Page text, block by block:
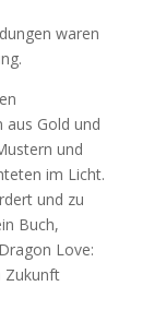
waren
aus Gold und
und
im Licht.
und zu
Buch,
Love:
Zukunft